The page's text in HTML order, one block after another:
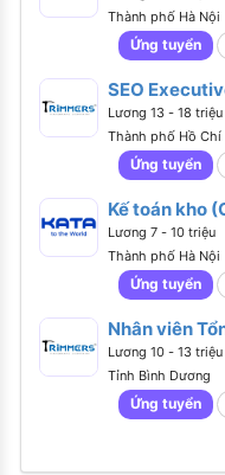
Thành phố Hà Nội
Ứng tuyển
SEO
Lương 13 - 18 triệu
Thành phố Hồ Chí
Ứng tuyển
Kế toán kho
trường)
Lương 7 - 10 triệu
Thành phố Hà Nội
Ứng tuyển
Nhân viên
Lương 10 - 13 triệu
Tỉnh Bình Dương
Ứng tuyển